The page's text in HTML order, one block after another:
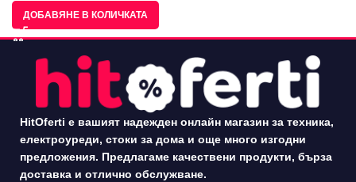
ДОБАВЯНЕ В КОЛИЧКАТА
HitOferti е вашият надежден онлайн магазин за техника,
електроуреди, стоки за дома и още много изгодни
предложения. Предлагаме качествени продукти, бърза
доставка и отлично обслужване.